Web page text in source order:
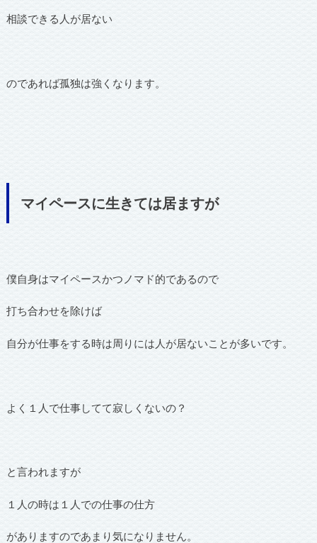
相談できる人が居ない
のであれば孤独は強くなります。
マイペースに生きては居ますが
僕自身はマイペースかつノマド的であるので
打ち合わせを除けば
自分が仕事をする時は周りには人が居ないことが多いです。
よく１人で仕事してて寂しくないの？
と言われますが
１人の時は１人での仕事の仕方
がありますのであまり気になりません。